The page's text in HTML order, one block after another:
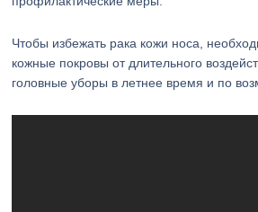
Чтобы избежать рака кожи носа,
кожные покровы от длительного
головные уборы в летнее время и по